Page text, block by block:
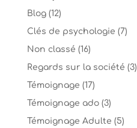
Blog(12)
Clés de psychologie (7)
Non classé (16)
Regards sur la société (3)
Témoignage (17)
Témoignage ado(3)
Témoignage Adulte (5)